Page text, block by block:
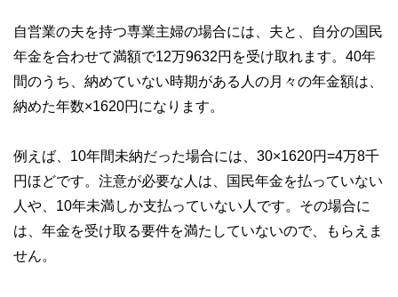
自営業の夫を持つ専業主婦の場合には、夫と、自分の国民
年金を合わせて満額で12万9632円を受け取れます。40年
間のうち、納めていない時期がある人の月々の年金額は、
納めた年数×1620円になります。
例えば、10年間未納だった場合には、30×1620円=4万8千
円ほどです。注意が必要な人は、国民年金を払っていない
人や、10年未満しか支払っていない人です。その場合に
は、年金を受け取る要件を満たしていないので、もらえま
せん。